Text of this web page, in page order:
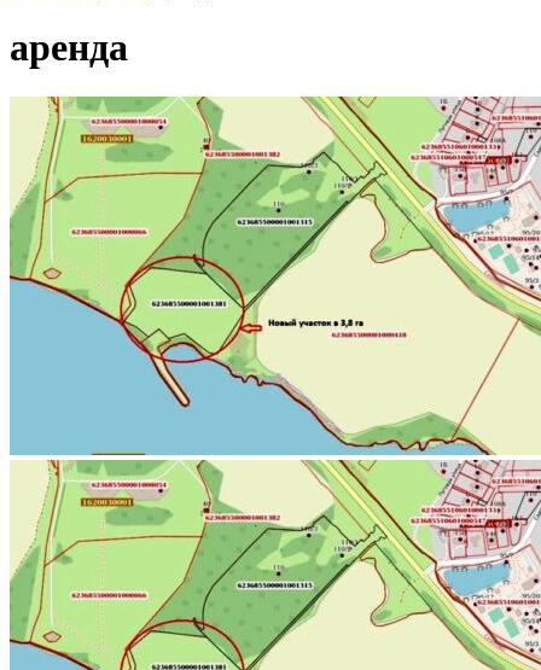
аренда